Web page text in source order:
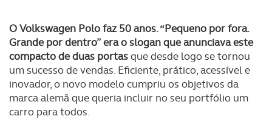
O Volkswagen Polo faz 50 anos. “Pequeno por fora.
Grande por dentro” era o slogan que anunciava este
compacto de duas portasque desde logo se tornou
um sucesso de vendas. Eficiente, prático, acessível e
inovador, o novo modelo cumpriu os objetivos da
marca alemã que queria incluir no seu portfólio um
carro para todos.